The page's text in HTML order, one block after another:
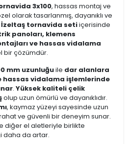
3x100, hassas montaj ve
olarak tasarlanmış, dayanıklı ve
İzeltaş tornavida setiiçerisinde
panoları, klemens
ve hassas vidalama
bir çözümdür.
mm uzunluğuile dar alanlara
hassas vidalama işlemlerinde
. Yüksek kaliteli çelik
olup uzun ömürlü ve dayanıklıdır.
, kaymaz yüzeyi sayesinde uzun
ve güvenli bir deneyim sunar.
diğer el aletleriyle birlikte
daha da artar.